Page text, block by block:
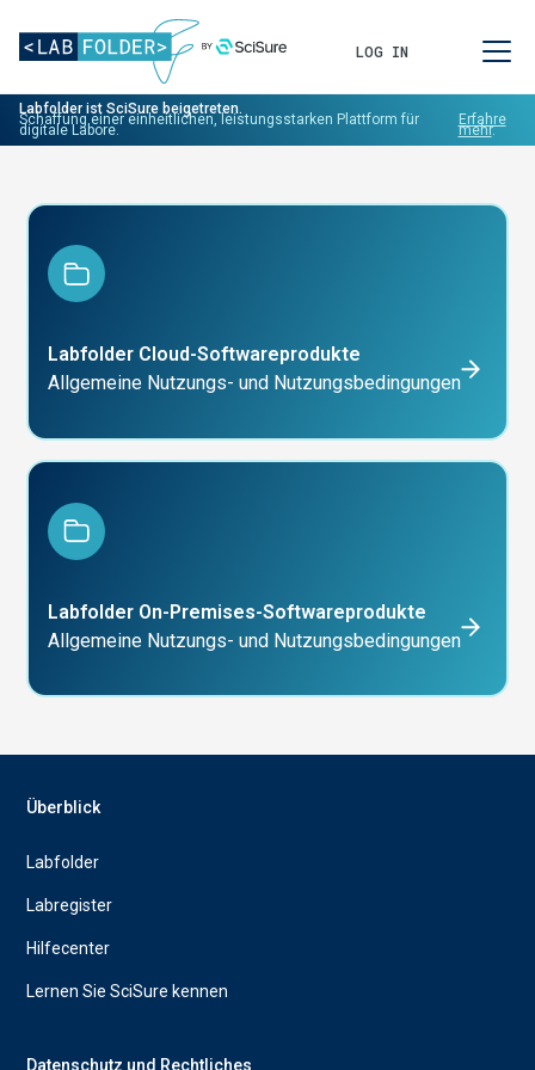
LOG IN
Labfolder ist SciSure beigetreten.
Schaffung einer einheitlichen, leistungsstarken Plattform für
digitale Labore.
Erfahre
mehr.
Labfolder Cloud-Softwareprodukte
Allgemeine Nutzungs- und Nutzungsbedingungen
Labfolder On-Premises-Softwareprodukte
Allgemeine Nutzungs- und Nutzungsbedingungen
Überblick
Labfolder
Labregister
Hilfecenter
Lernen Sie SciSure kennen
Datenschutz und Rechtliches